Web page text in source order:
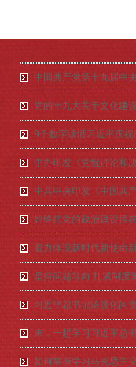
中国共产党第十九届中
党的十九大关于文化建
9个数字读懂习近平庆祝
中办印发《党组讨论和
中共中央印发《中国共
始终把党的政治建设摆
着力体现新时代新使命
坚持问题导向 扎紧制度
习近平总书记谈强化问
来，一起学习习近平总
如何掌握学习马克思主